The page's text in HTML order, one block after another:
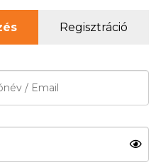
Regisztráció